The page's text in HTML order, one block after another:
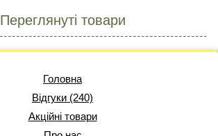
Переглянуті товари
Головна
Відгуки (240)
Акційні товари